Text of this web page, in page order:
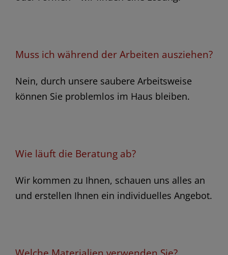
Muss ich während der Arbeiten ausziehen?
Nein, durch unsere saubere Arbeitsweise
können Sie problemlos im Haus bleiben.
Wie läuft die Beratung ab?
Wir kommen zu Ihnen, schauen uns alles an
und erstellen Ihnen ein individuelles Angebot.